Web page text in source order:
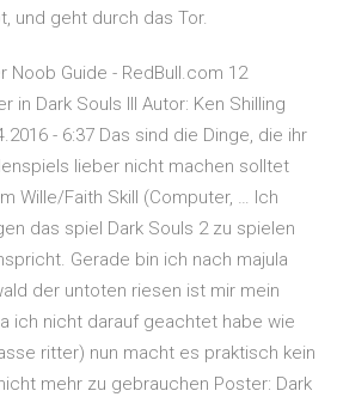
und geht durch das Tor.
Noob Guide - RedBull.com 12
in Dark Souls III Autor: Ken Shilling
- 6:37 Das sind die Dinge, die ihr
lieber nicht machen solltet
Wille/Faith Skill (Computer, … Ich
das spiel Dark Souls 2 zu spielen
Gerade bin ich nach majula
der untoten riesen ist mir mein
ich nicht darauf geachtet habe wie
ritter) nun macht es praktisch kein
mehr zu gebrauchen Poster: Dark